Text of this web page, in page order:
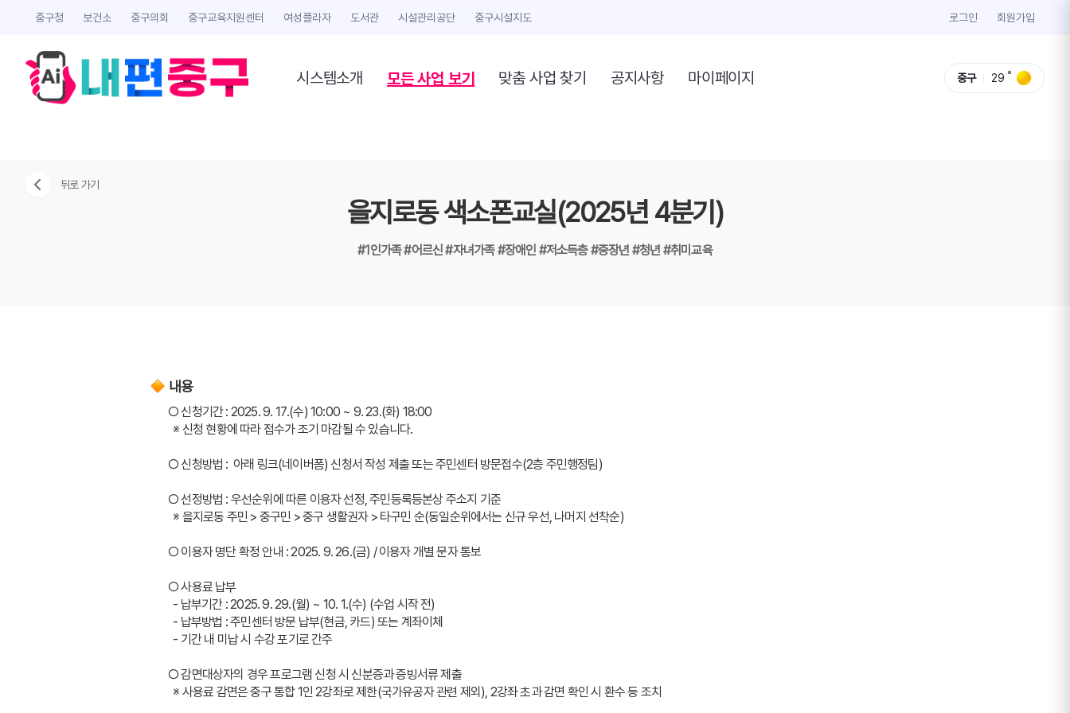
중구청 보건소 중구의회 중구교육지원센터 여성플라자 도서관 시설관리공단 중구시설지도 로그인 회원가입
시스템소개 모든 사업 보기 맞춤 사업 찾기 공지사항 마이페이지 중구 29
뒤로 가기
을지로동 색소폰교실(2025년 4분기)
#1인가족#어르신#자녀가족#장애인#저소득층#중장년#청년#취미교육
내용
○ 신청기간 : 2025. 9. 17.(수) 10:00 ~ 9. 23.(화) 18:00
  ※ 신청 현황에 따라 접수가 조기 마감될 수 있습니다.
○ 신청방법 :  아래 링크(네이버폼) 신청서 작성 제출 또는 주민센터 방문접수(2층 주민행정팀)
○ 선정방법 : 우선순위에 따른 이용자 선정, 주민등록등본상 주소지 기준
  ※ 을지로동 주민 > 중구민 > 중구 생활권자 > 타구민 순(동일순위에서는 신규 우선, 나머지 선착순)
○ 이용자 명단 확정 안내 : 2025. 9. 26.(금) / 이용자 개별 문자 통보
○ 사용료 납부
  - 납부기간 : 2025. 9. 29.(월) ~ 10. 1.(수) (수업 시작 전)
  - 납부방법 : 주민센터 방문 납부(현금, 카드) 또는 계좌이체
  - 기간 내 미납 시 수강 포기로 간주
○ 감면대상자의 경우 프로그램 신청 시 신분증과 증빙서류 제출
  ※ 사용료 감면은 중구 통합 1인 2강좌로 제한(국가유공자 관련 제외), 2강좌 초과 감면 확인 시 환수 등 조치